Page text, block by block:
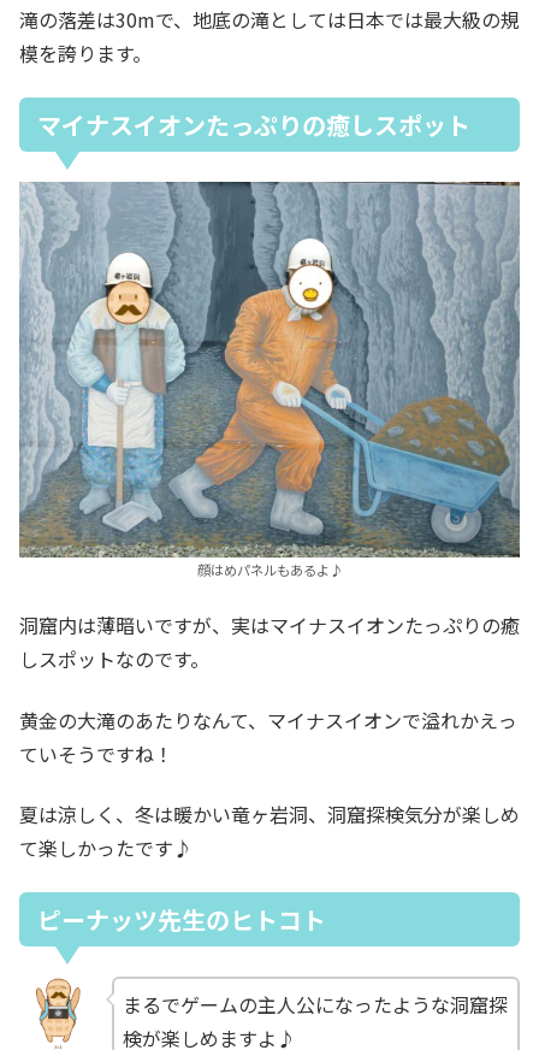
滝の落差は30mで、地底の滝としては日本では最大級の規
模を誇ります。
マイナスイオンたっぷりの癒しスポット
顔はめパネルもあるよ♪
洞窟内は薄暗いですが、実はマイナスイオンたっぷりの癒
しスポットなのです。
黄金の大滝のあたりなんて、マイナスイオンで溢れかえっ
ていそうですね！
夏は涼しく、冬は暖かい竜ヶ岩洞、洞窟探検気分が楽しめ
て楽しかったです♪
ピーナッツ先生のヒトコト
まるでゲームの主人公になったような洞窟探
検が楽しめますよ♪